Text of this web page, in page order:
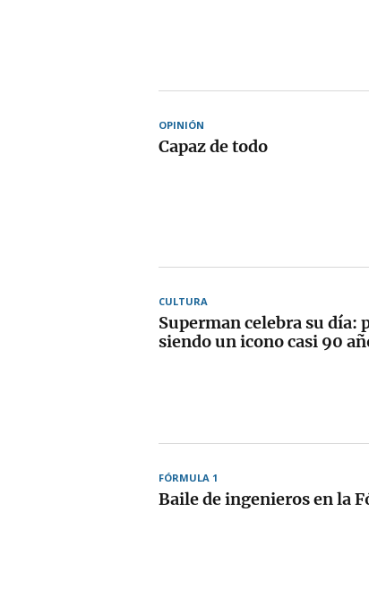
OPINIÓN
Capaz de todo
CULTURA
Superman celebra su día:
siendo un icono casi 90
FÓRMULA 1
Baile de ingenieros en la